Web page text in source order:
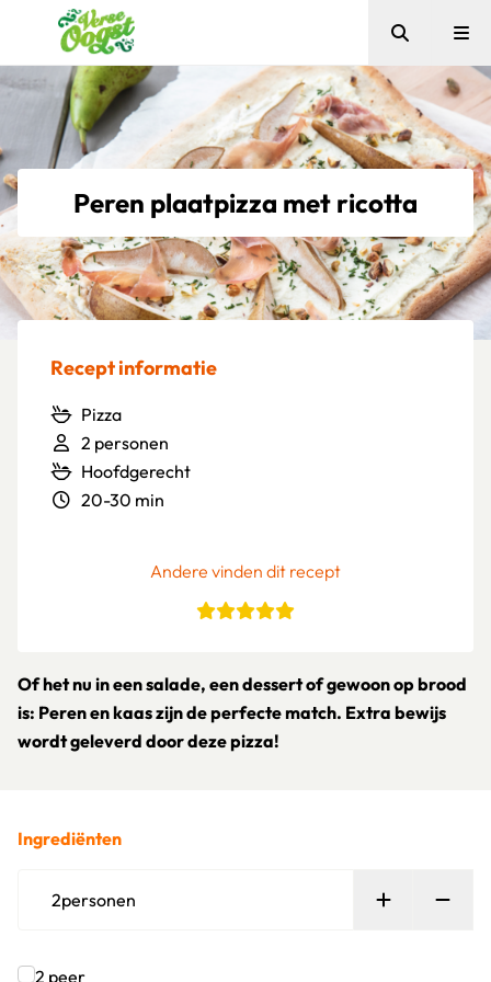
Verse Oogst
Zoeken
Peren plaatpizza met ricotta
Recept informatie
Pizza
2 personen
Hoofdgerecht
20-30 min
Andere vinden dit recept
Of het nu in een salade, een dessert of gewoon op brood
is: Peren en kaas zijn de perfecte match. Extra bewijs
wordt geleverd door deze pizza!
Ingrediënten
2personen Persoon
2 peer